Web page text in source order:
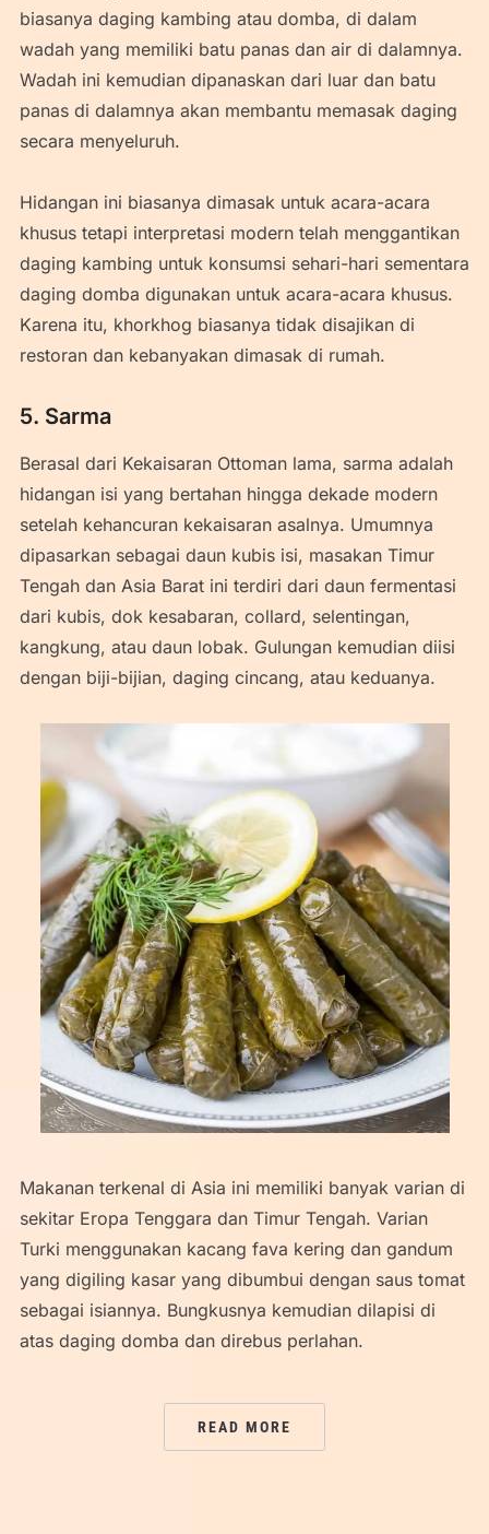
biasanya daging kambing atau domba, di dalam
wadah yang memiliki batu panas dan air di dalamnya.
Wadah ini kemudian dipanaskan dari luar dan batu
panas di dalamnya akan membantu memasak daging
secara menyeluruh.
Hidangan ini biasanya dimasak untuk acara-acara
khusus tetapi interpretasi modern telah menggantikan
daging kambing untuk konsumsi sehari-hari sementara
daging domba digunakan untuk acara-acara khusus.
Karena itu, khorkhog biasanya tidak disajikan di
restoran dan kebanyakan dimasak di rumah.
5. Sarma
Berasal dari Kekaisaran Ottoman lama, sarma adalah
hidangan isi yang bertahan hingga dekade modern
setelah kehancuran kekaisaran asalnya. Umumnya
dipasarkan sebagai daun kubis isi, masakan Timur
Tengah dan Asia Barat ini terdiri dari daun fermentasi
dari kubis, dok kesabaran, collard, selentingan,
kangkung, atau daun lobak. Gulungan kemudian diisi
dengan biji-bijian, daging cincang, atau keduanya.
Makanan terkenal di Asia ini memiliki banyak varian di
sekitar Eropa Tenggara dan Timur Tengah. Varian
Turki menggunakan kacang fava kering dan gandum
yang digiling kasar yang dibumbui dengan saus tomat
sebagai isiannya. Bungkusnya kemudian dilapisi di
atas daging domba dan direbus perlahan.
READ MORE